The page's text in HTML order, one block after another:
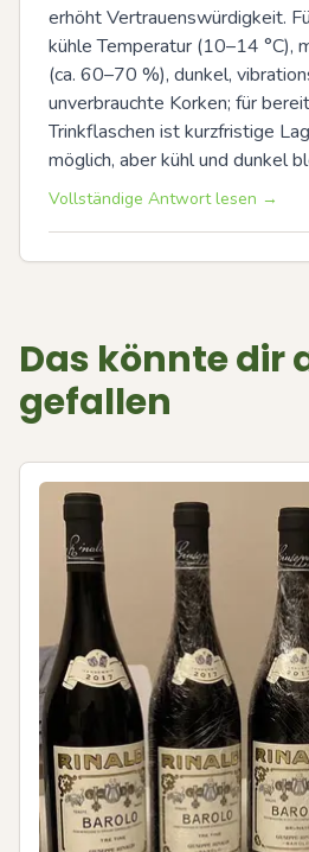
erhöht Vertrauenswürdigkeit.
kühle Temperatur (10–14 °C),
(ca. 60–70 %), dunkel,
unverbrauchte Korken; für
Trinkflaschen ist kurzfristige
möglich, aber kühl und dunkel
Vollständige Antwort lesen →
Das könnte dir
gefallen